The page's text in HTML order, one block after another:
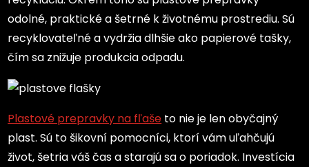
odolné, praktické a šetrné k životnému prostrediu. Sú
recyklovateľné a vydržia dlhšie ako papierové tašky,
čím sa znižuje produkcia odpadu.
Plastové prepravky na fľaše to nie je len obyčajný
plast. Sú to šikovní pomocníci, ktorí vám uľahčujú
život, šetria váš čas a starajú sa o poriadok. Investícia